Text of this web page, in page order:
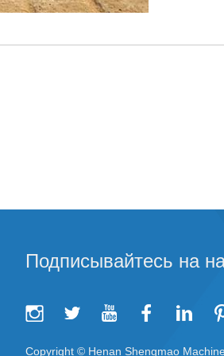
Подписывайтесь на
Copyright © Henan Shengmao